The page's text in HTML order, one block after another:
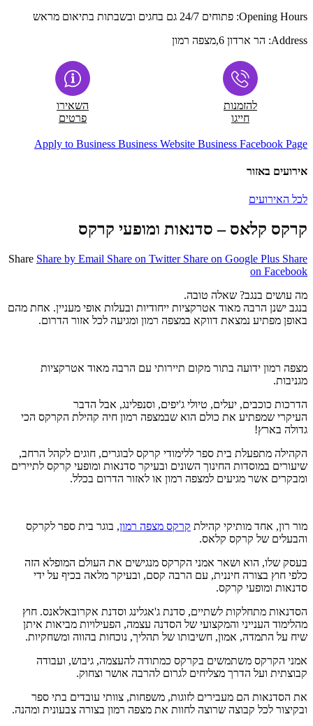
Opening Hours: פתוחים 24/7 גם בחגים ובשבתות בתיאום מראש
Address: הר ארדון 6,מצפה רמון
להזמנות
חייגו
השאירו
פרטים
Apply to Business Business Website Business Facebook Page
אירועים באזור
לכל האירועים
קרקס קלאס – סדנאות ומופעי קרקס
Share Share by Email Share on Twitter Share on Google Plus Share
on Facebook
מה עושים בנגב? שאלה טובה.
בנגב ישנן הרבה מאוד אטרקציות ייחודיות ובעלות אופי מעניין. אחת מהם
באופן מפתיע נמצאת דווקא במצפה רמון ומגיעה לכל אזור הדרום.
מצפה רמון ידועה בתור מקום תיירותי עם הרבה מאוד אטרקציות
מגניבות.
הדרכות כוכבים, יעלים, טיולי ג'יפים, וסנפלינג, אבל הדבר
העיקרי שמפתיע את כולם הוא שבמצפה רמון חיה קהילת הקרקס הכי
גדולה בארץ!
הקהילה מתפעלת בית ספר ללימודי קרקס לבוגרים, חוגים לקהל הרחב,
שיעורים במוסדות החינוך השונים ובעיקר סדנאות ומופעי קרקס לתיירים
ומבקרים אשר מגיעים למצפה רמון או לאזור הדרום בכלל.
מור רון, אחד מותיקי קהילת קרקס מצפה רמון, בוגר בית ספר לקרקס
והבעלים של קרקס קלאס.
בעסק שלו, הוא ושאר אמני הקרקס מנגישים את העולם המופלא הזה
כלפי חוץ בצורה חיננית, עם הרבה קסם, ובעיקר מלאה בכיף על ידי
סדנאות ומופעי קרקס.
הסדנאות מתחלקות לשתיים, סדנת ג'אגלינג וסדנת אקרובאלאנס. חוץ
מהלימוד הענייני והמקצועי של הסדנה עצמה, הפעילויות מביאות איתן
שיח על התמדה, אמון, חשיבותו של תהליך, נוכחות בהווה ומשחקיות.
אמני הקרקס משתמשים בקרקס כמתודה להעצמה, גיבוש, ועבודה
קבוצתית ועל הדרך מצליחים לגרום להרבה אושר וצחוק.
את הסדנאות הם מעבירים לזוגות, משפחות, צוותי עובדים בתי ספר
ובקיצור לכל קבוצה שרוצה לחוות את מצפה רמון בצורה צבעונית ומהנה.